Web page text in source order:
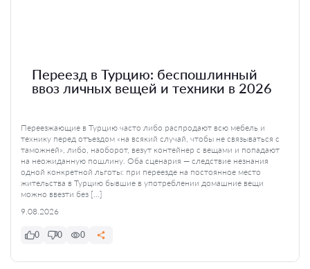
Переезд в Турцию: беспошлинный
ввоз личных вещей и техники в 2026
Переезжающие в Турцию часто либо распродают всю мебель и
технику перед отъездом «на всякий случай, чтобы не связываться с
таможней», либо, наоборот, везут контейнер с вещами и попадают
на неожиданную пошлину. Оба сценария — следствие незнания
одной конкретной льготы: при переезде на постоянное место
жительства в Турцию бывшие в употреблении домашние вещи
можно ввезти без […]
9.08.2026
0 0 0